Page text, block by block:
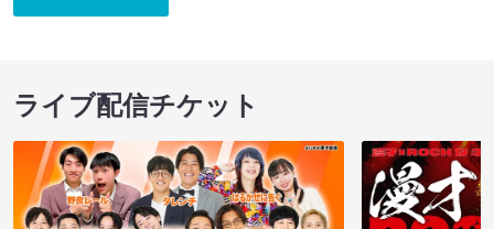
ライブ配信チケット